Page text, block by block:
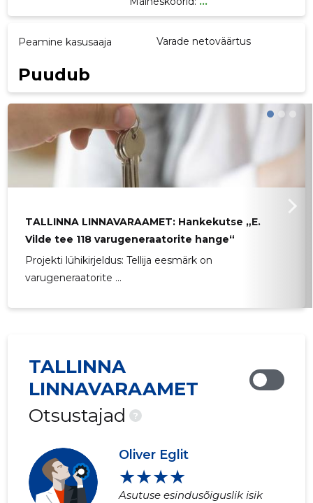
Peamine kasusaaja Varade netoväärtus
Puudub
TALLINNA LINNAVARAAMET: Hankekutse „E.
Vilde tee 118 varugeneraatorite hange“
Projekti lühikirjeldus: Tellija eesmärk on
varugeneraatorite ...
TALLINNA
LINNAVARAAMET
Otsustajad
?
Oliver Eglit
★★★★
Asutuse esindusõiguslik isik